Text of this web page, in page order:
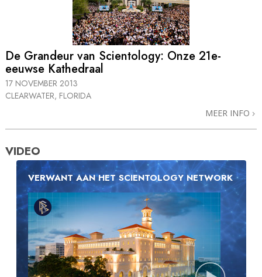
De Grandeur van Scientology: Onze 21e-
eeuwse Kathedraal
17 NOVEMBER 2013
CLEARWATER, FLORIDA
MEER INFO
VIDEO
VERWANT AAN HET SCIENTOLOGY NETWORK